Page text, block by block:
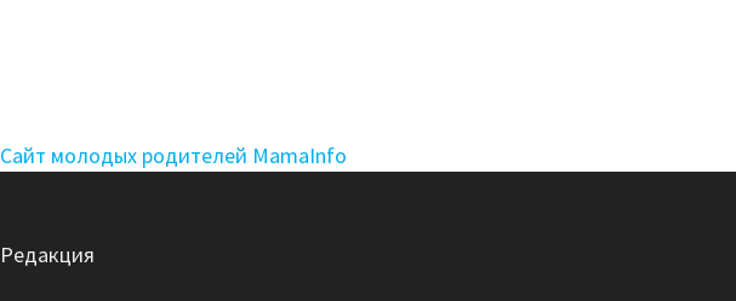
Сайт молодых родителей MamaInfo
Редакция